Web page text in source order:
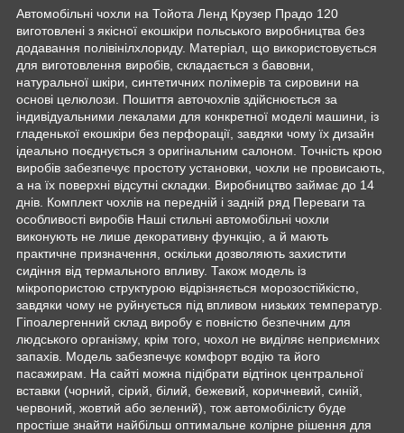
Автомобільні чохли на Тойота Ленд Крузер Прадо 120
виготовлені з якісної екошкіри польського виробництва без
додавання полівінілхлориду. Матеріал, що використовується
для виготовлення виробів, складається з бавовни,
натуральної шкіри, синтетичних полімерів та сировини на
основі целюлози. Пошиття авточохлів здійснюється за
індивідуальними лекалами для конкретної моделі машини, із
гладенької екошкіри без перфорації, завдяки чому їх дизайн
ідеально поєднується з оригінальним салоном. Точність крою
виробів забезпечує простоту установки, чохли не провисають,
а на їх поверхні відсутні складки. Виробництво займає до 14
днів. Комплект чохлів на передній і задній ряд Переваги та
особливості виробів Наші стильні автомобільні чохли
виконують не лише декоративну функцію, а й мають
практичне призначення, оскільки дозволяють захистити
сидіння від термального впливу. Також модель із
мікропористою структурою відрізняється морозостійкістю,
завдяки чому не руйнується під впливом низьких температур.
Гіпоалергенний склад виробу є повністю безпечним для
людського організму, крім того, чохол не виділяє неприємних
запахів. Модель забезпечує комфорт водію та його
пасажирам. На сайті можна підібрати відтінок центральної
вставки (чорний, сірий, білий, бежевий, коричневий, синій,
червоний, жовтий або зелений), тож автомобілісту буде
простіше знайти найбільш оптимальне колірне рішення для